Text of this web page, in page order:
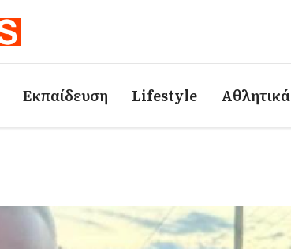
Εκπαίδευση Lifestyle Αθλητικά